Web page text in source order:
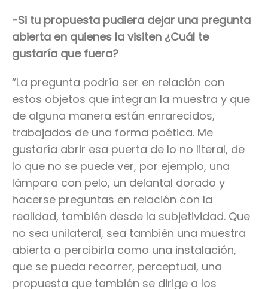
-Si tu propuesta pudiera dejar una pregunta
abierta en quienes la visiten ¿Cuál te
gustaría que fuera?
“La pregunta podría ser en relación con
estos objetos que integran la muestra y que
de alguna manera están enrarecidos,
trabajados de una forma poética. Me
gustaría abrir esa puerta de lo no literal, de
lo que no se puede ver, por ejemplo, una
lámpara con pelo, un delantal dorado y
hacerse preguntas en relación con la
realidad, también desde la subjetividad. Que
no sea unilateral, sea también una muestra
abierta a percibirla como una instalación,
que se pueda recorrer, perceptual, una
propuesta que también se dirige a los